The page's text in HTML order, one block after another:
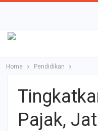
Home Pendidikan
Pajak,